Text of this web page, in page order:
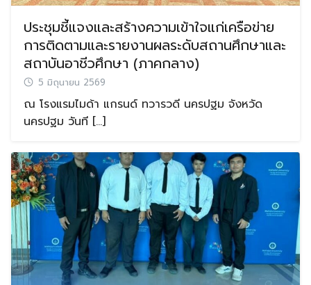
ประชุมชี้แจงและสร้างความเข้าใจแก่เครือข่าย
การติดตามและรายงานผลระดับสถานศึกษาและ
สถาบันอาชีวศึกษา (ภาคกลาง)
5 มิถุนายน 2569
ณ โรงแรมไมด้า แกรนด์ ทวารวดี นครปฐม จังหวัด
นครปฐม วันที […]